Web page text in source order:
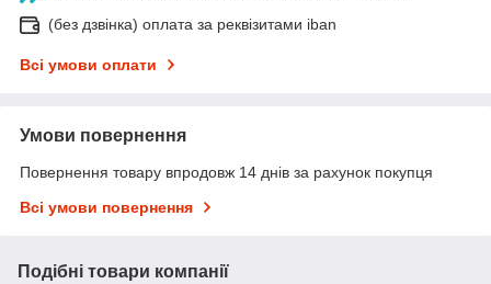
(без дзвінка) оплата за реквізитами iban
Всі умови оплати
Умови повернення
Повернення товару впродовж 14 днів за рахунок покупця
Всі умови повернення
Подібні товари компанії